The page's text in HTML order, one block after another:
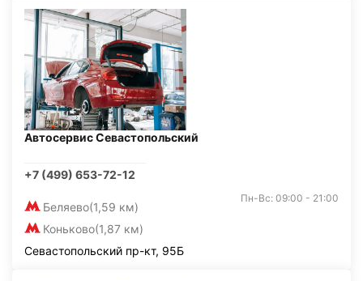
Автосервис Севастопольский
+7 (499) 653-72-12
Беляево(1,59 км)
Коньково(1,87 км)
Пн-Вс: 09:00 - 21:00
Севастопольский пр-кт, 95Б